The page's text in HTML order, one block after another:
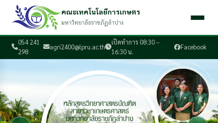
054 241
298
agri2400@lpru.ac.th
เปิดทำการ 08:30 –
16:30 น.
Facebook
คณะเทคโนโลยีการเกษตร
มหาวิทยาลัยราชภัฏลำปาง